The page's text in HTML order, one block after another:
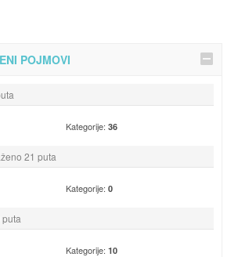
POJMOVI
Kategorije:36
21 puta
Kategorije:0
Kategorije:10